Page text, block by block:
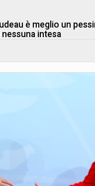
è meglio un
intesa